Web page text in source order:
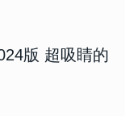
版 超吸睛的